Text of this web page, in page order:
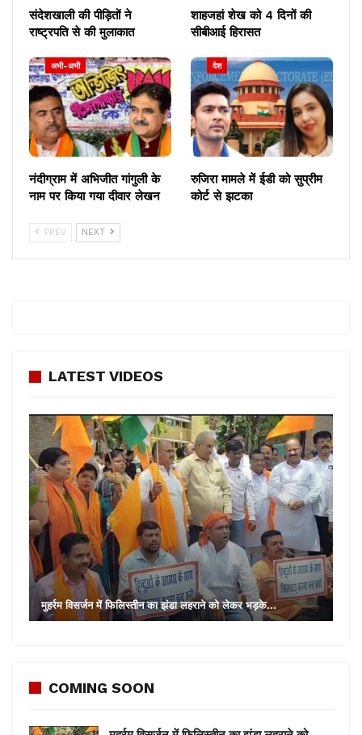
संदेशखाली की पीड़ितों ने
राष्ट्रपति से की मुलाकात
शाहजहां शेख को 4 दिनों की
सीबीआई हिरासत
अभी-अभी
नंदीग्राम में अभिजीत गांगुली के
नाम पर किया गया दीवार लेखन
देश
रुजिरा मामले में ईडी को सुप्रीम
कोर्ट से झटका
PREV NEXT
LATEST VIDEOS
मुहर्रम विसर्जन में फिलिस्तीन का झंडा लहराने को लेकर भड़के…
COMING SOON